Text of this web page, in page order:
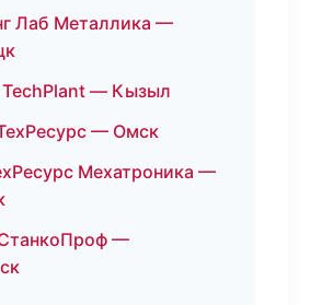
Лаб Металлика —
— Кызыл
— Омск
Мехатроника —
—